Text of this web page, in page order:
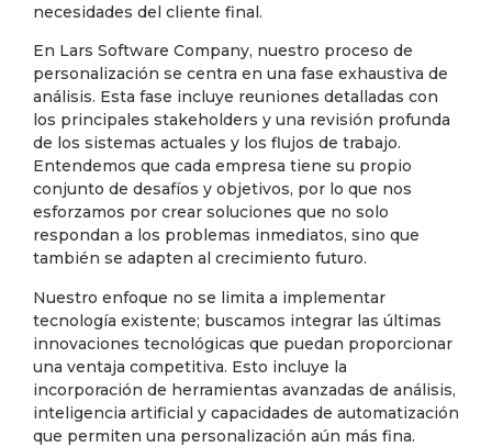
necesidades del cliente final.
En Lars Software Company, nuestro proceso de
personalización se centra en una fase exhaustiva de
análisis. Esta fase incluye reuniones detalladas con
los principales stakeholders y una revisión profunda
de los sistemas actuales y los flujos de trabajo.
Entendemos que cada empresa tiene su propio
conjunto de desafíos y objetivos, por lo que nos
esforzamos por crear soluciones que no solo
respondan a los problemas inmediatos, sino que
también se adapten al crecimiento futuro.
Nuestro enfoque no se limita a implementar
tecnología existente; buscamos integrar las últimas
innovaciones tecnológicas que puedan proporcionar
una ventaja competitiva. Esto incluye la
incorporación de herramientas avanzadas de análisis,
inteligencia artificial y capacidades de automatización
que permiten una personalización aún más fina.